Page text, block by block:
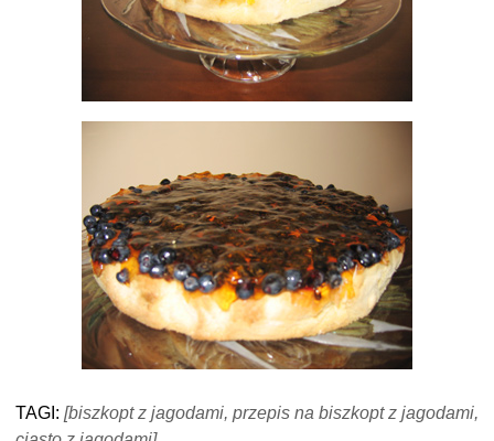
TAGI: [biszkopt z jagodami, przepis na biszkopt z jagodami,